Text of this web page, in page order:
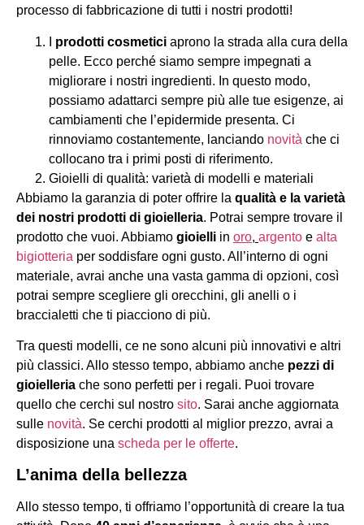
processo di fabbricazione di tutti i nostri prodotti!
prodotti cosmetici aprono la strada alla cura della
pelle. Ecco perché siamo sempre impegnati a
migliorare i nostri ingredienti. In questo modo,
possiamo adattarci sempre più alle tue esigenze, ai
cambiamenti che l’epidermide presenta. Ci
rinnoviamo costantemente, lanciando novità che ci
collocano tra i primi posti di riferimento.
Gioielli di qualità: varietà di modelli e materiali
Abbiamo la garanzia di poter offrire la qualità e la varietà
dei nostri prodotti di gioielleria. Potrai sempre trovare il
prodotto che vuoi. Abbiamo gioielli in oro, argento e alta
bigiotteria per soddisfare ogni gusto. All’interno di ogni
materiale, avrai anche una vasta gamma di opzioni, così
potrai sempre scegliere gli orecchini, gli anelli o i
braccialetti che ti piacciono di più.
Tra questi modelli, ce ne sono alcuni più innovativi e altri
più classici. Allo stesso tempo, abbiamo anche pezzi di
gioielleria che sono perfetti per i regali. Puoi trovare
quello che cerchi sul nostro sito. Sarai anche aggiornata
sulle novità. Se cerchi prodotti al miglior prezzo, avrai a
disposizione una scheda per le offerte.
L’anima della bellezza
Allo stesso tempo, ti offriamo l’opportunità di creare la tua